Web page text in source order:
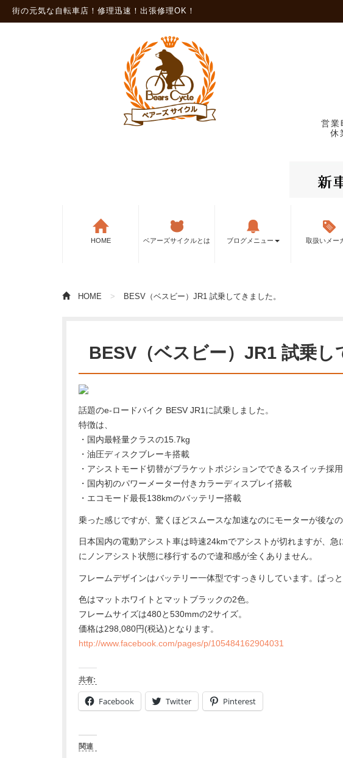
街の元気な自転車店！修理迅速！出張修理OK！
営業
休
HOME ベアーズサイクルとは ブログメニュー 取扱いメー
HOME BESV（ベスビー）JR1 試乗してきました。
BESV（ベスビー）JR1 試乗し
話題のe-ロードバイク BESV JR1に試乗しました。
特徴は、
・国内最軽量クラスの15.7kg
・油圧ディスクブレーキ搭載
・アシストモード切替がブラケットポジションでできるスイッチ採用
・国内初のパワーメーター付きカラーディスプレイ搭載
・エコモード最長138kmのバッテリー搭載
乗った感じですが、驚くほどスムースな加速なのにモーターが後な
日本国内の電動アシスト車は時速24kmでアシストが切れますが、
にノンアシスト状態に移行するので違和感が全くありません。
フレームデザインはバッテリー一体型ですっきりしています。ぱっ
色はマットホワイトとマットブラックの2色。
フレームサイズは480と530mmの2サイズ。
価格は298,080円(税込)となります。
http://www.facebook.com/pages/p/105484162904031
共有:
Facebook Twitter Pinterest
関連